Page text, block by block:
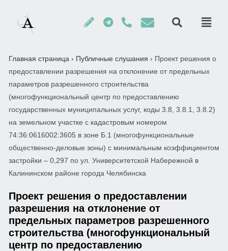
Главная страница › Публичные слушания › Проект решения о
предоставлении разрешения на отклонение от предельных
параметров разрешенного строительства
(многофункциональный центр по предоставлению
государственных муниципальных услуг, коды 3.8, 3.8.1, 3.8.2)
на земельном участке с кадастровым номером
74:36:0616002:3605 в зоне Б.1 (многофункциональные
общественно-деловые зоны) с минимальным коэффициентом
застройки – 0,297 по ул. Университетской Набережной в
Калининском районе города Челябинска
Проект решения о предоставлении
разрешения на отклонение от
предельных параметров разрешенного
строительства (многофункциональный
центр по предоставлению